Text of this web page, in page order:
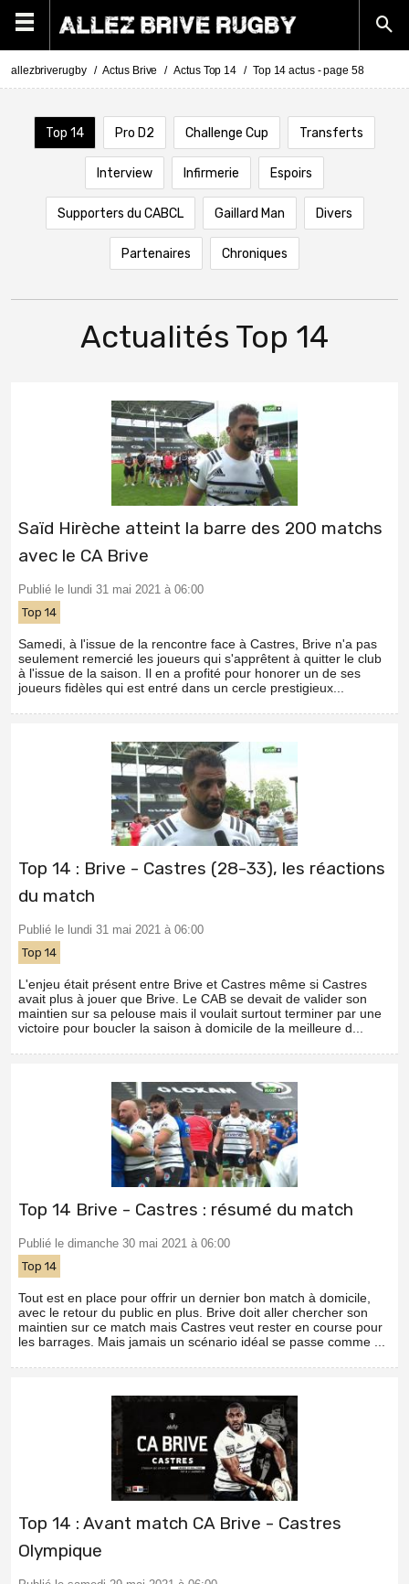
allezbriverugby Actus Brive Actus Top 14 Top 14 actus - page 58
Top 14 Pro D2 Challenge Cup Transferts
Interview Infirmerie Espoirs
Supporters du CABCL Gaillard Man Divers
Partenaires Chroniques
Actualités Top 14
Saïd Hirèche atteint la barre des 200 matchs
avec le CA Brive
Publié le lundi 31 mai 2021 à 06:00
Top 14
Samedi, à l'issue de la rencontre face à Castres, Brive n'a pas
seulement remercié les joueurs qui s'apprêtent à quitter le club
à l'issue de la saison. Il en a profité pour honorer un de ses
joueurs fidèles qui est entré dans un cercle prestigieux...
Top 14 : Brive - Castres (28-33), les réactions
du match
Publié le lundi 31 mai 2021 à 06:00
Top 14
L'enjeu était présent entre Brive et Castres même si Castres
avait plus à jouer que Brive. Le CAB se devait de valider son
maintien sur sa pelouse mais il voulait surtout terminer par une
victoire pour boucler la saison à domicile de la meilleure d...
Top 14 Brive - Castres : résumé du match
Publié le dimanche 30 mai 2021 à 06:00
Top 14
Tout est en place pour offrir un dernier bon match à domicile,
avec le retour du public en plus. Brive doit aller chercher son
maintien sur ce match mais Castres veut rester en course pour
les barrages. Mais jamais un scénario idéal se passe comme ...
Top 14 : Avant match CA Brive - Castres
Olympique